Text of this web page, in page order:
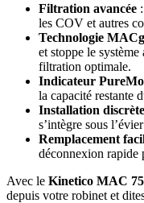
Filtration avancée
les COV et autres
Technologie
et stoppe le
filtration optimale.
Indicateur
la capacité restante
Installation
s’intègre sous
Remplacement
déconnexion rapide
Avec le Kinetico MAC
depuis votre robinet et